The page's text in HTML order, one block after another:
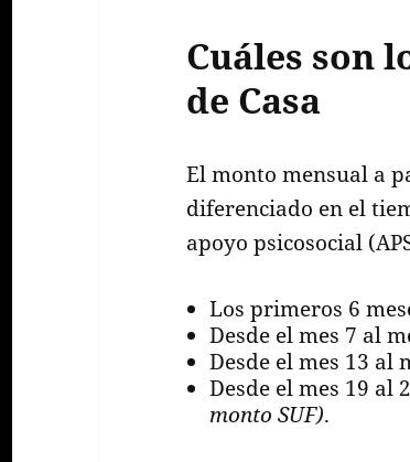
Cuáles son
de Casa
El monto mensual a
diferenciado en el
apoyo psicosocial
Los primeros 6
Desde el mes 7 al
Desde el mes 13 al
Desde el mes 19 al
monto SUF).